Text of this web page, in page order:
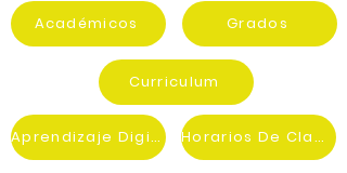
Académicos Grados
Curriculum
Aprendizaje Digital Horarios De Clases